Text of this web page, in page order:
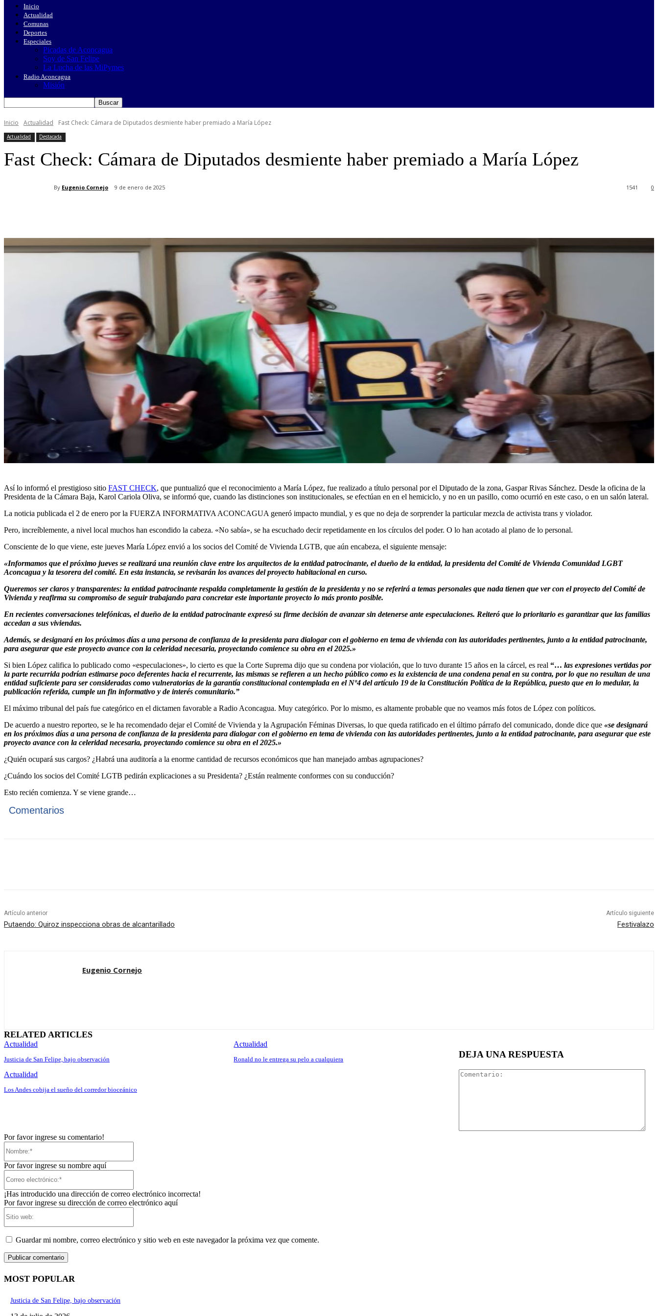
Inicio
Actualidad
Comunas
Deportes
Especiales
Picadas de Aconcagua
Soy de San Felipe
La Lucha de las MiPymes
Radio Aconcagua
Misión
Inicio Actualidad Fast Check: Cámara de Diputados desmiente haber premiado a María López
Actualidad Destacada
Fast Check: Cámara de Diputados desmiente haber premiado a María López
By Eugenio Cornejo 9 de enero de 2025 0
1541
Así lo informó el prestigioso sitio FAST CHECK, que puntualizó que el reconocimiento a María López, fue realizado a título personal por el Diputado de la zona, Gaspar Rivas Sánchez. Desde la oficina de la
Presidenta de la Cámara Baja, Karol Cariola Oliva, se informó que, cuando las distinciones son institucionales, se efectúan en en el hemiciclo, y no en un pasillo, como ocurrió en este caso, o en un salón lateral.
La noticia publicada el 2 de enero por la FUERZA INFORMATIVA ACONCAGUA generó impacto mundial, y es que no deja de sorprender la particular mezcla de activista trans y violador.
Pero, increíblemente, a nivel local muchos han escondido la cabeza. «No sabía», se ha escuchado decir repetidamente en los círculos del poder. O lo han acotado al plano de lo personal.
Consciente de lo que viene, este jueves María López envió a los socios del Comité de Vivienda LGTB, que aún encabeza, el siguiente mensaje:
«Informamos que el próximo jueves se realizará una reunión clave entre los arquitectos de la entidad patrocinante, el dueño de la entidad, la presidenta del Comité de Vivienda Comunidad LGBT
Aconcagua y la tesorera del comité. En esta instancia, se revisarán los avances del proyecto habitacional en curso.
Queremos ser claros y transparentes: la entidad patrocinante respalda completamente la gestión de la presidenta y no se referirá a temas personales que nada tienen que ver con el proyecto del Comité de
Vivienda y reafirma su compromiso de seguir trabajando para concretar este importante proyecto lo más pronto posible.
En recientes conversaciones telefónicas, el dueño de la entidad patrocinante expresó su firme decisión de avanzar sin detenerse ante especulaciones. Reiteró que lo prioritario es garantizar que las familias
accedan a sus viviendas.
Además, se designará en los próximos días a una persona de confianza de la presidenta para dialogar con el gobierno en tema de vivienda con las autoridades pertinentes, junto a la entidad patrocinante,
para asegurar que este proyecto avance con la celeridad necesaria, proyectando comience su obra en el 2025.»
Si bien López califica lo publicado como «especulaciones», lo cierto es que la Corte Suprema dijo que su condena por violación, que lo tuvo durante 15 años en la cárcel, es real “… las expresiones vertidas por
la parte recurrida podrían estimarse poco deferentes hacia el recurrente, las mismas se refieren a un hecho público como es la existencia de una condena penal en su contra, por lo que no resultan de una
entidad suficiente para ser consideradas como vulneratorias de la garantía constitucional contemplada en el Nº4 del artículo 19 de la Constitución Política de la República, puesto que en lo medular, la
publicación referida, cumple un fin informativo y de interés comunitario.”
El máximo tribunal del país fue categórico en el dictamen favorable a Radio Aconcagua. Muy categórico. Por lo mismo, es altamente probable que no veamos más fotos de López con políticos.
De acuerdo a nuestro reporteo, se le ha recomendado dejar el Comité de Vivienda y la Agrupación Féminas Diversas, lo que queda ratificado en el último párrafo del comunicado, donde dice que «se designará
en los próximos días a una persona de confianza de la presidenta para dialogar con el gobierno en tema de vivienda con las autoridades pertinentes, junto a la entidad patrocinante, para asegurar que este
proyecto avance con la celeridad necesaria, proyectando comience su obra en el 2025.»
¿Quién ocupará sus cargos? ¿Habrá una auditoría a la enorme cantidad de recursos económicos que han manejado ambas agrupaciones?
¿Cuándo los socios del Comité LGTB pedirán explicaciones a su Presidenta? ¿Están realmente conformes con su conducción?
Esto recién comienza. Y se viene grande…
Comentarios
Artículo anterior
Putaendo: Quiroz inspecciona obras de alcantarillado
Artículo siguiente
Festivalazo
Eugenio Cornejo
RELATED ARTICLES
Actualidad
Justicia de San Felipe, bajo observación
Actualidad
Ronald no le entrega su pelo a cualquiera
Actualidad
Los Andes cobija el sueño del corredor bioceánico
DEJA UNA RESPUESTA
Por favor ingrese su comentario!
Por favor ingrese su nombre aquí
¡Has introducido una dirección de correo electrónico incorrecta!
Por favor ingrese su dirección de correo electrónico aquí
Guardar mi nombre, correo electrónico y sitio web en este navegador la próxima vez que comente.
MOST POPULAR
Justicia de San Felipe, bajo observación